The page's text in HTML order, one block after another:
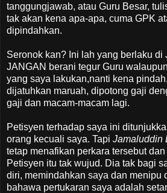
tanggungjawab, atau Guru Besar,
tak akan kena apa-apa, cuma GPK
dipindahkan.
Seronok kan? Ini lah yang berlaku di
JANGAN berani tegur Guru
yang saya lakukan,nanti kena
dijatuhkan maruah, dipotong gaji
gaji dan macam-macam lagi.
Petisyen terhadap saya ini
orang kecuali saya. Tapi Jamaluddin
tetap menafikan perkara tersebut
Petisyen itu tak wujud. Dia tak bagi
diri, memindahkan saya dan menipu
bahawa pertukaran saya adalah